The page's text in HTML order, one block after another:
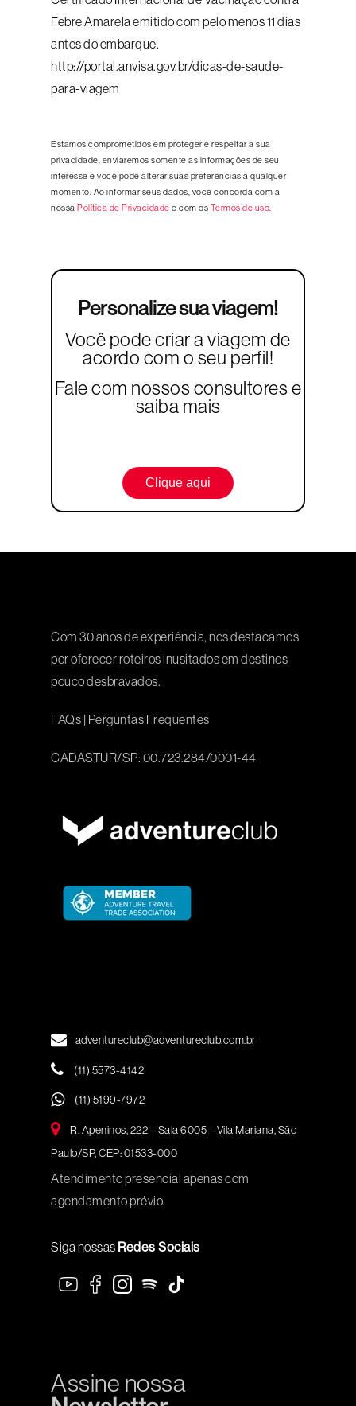
Febre Amarela emitido com pelo menos 11 dias
antes do embarque.
http://portal.anvisa.gov.br/dicas-de-saude-
para-viagem
Estamos comprometidos em proteger e respeitar a sua
privacidade, enviaremos somente as informações de seu
interesse e você pode alterar suas preferências a qualquer
momento. Ao informar seus dados, você concorda com a
nossa Política de Privacidade e com os Termos de uso
Personalize sua viagem!
Você pode criar a viagem de
acordo com o seu perfil!
Fale com nossos consultores e
saiba mais
Clique aqui
Com 30 anos de experiência, nos destacamos
por oferecer roteiros inusitados em destinos
pouco desbravados.
FAQs | Perguntas Frequentes
CADASTUR/SP: 00.723.284/0001-44
adventureclub@adventureclub.com.br
(11) 5573-4142
(11) 5199-7972
R. Apeninos, 222 – Sala 6005 – Vila Mariana, São
Paulo/SP, CEP: 01533-000
Atendimento presencial apenas com
agendamento prévio.
Siga nossas Redes Sociais
Assine nossa